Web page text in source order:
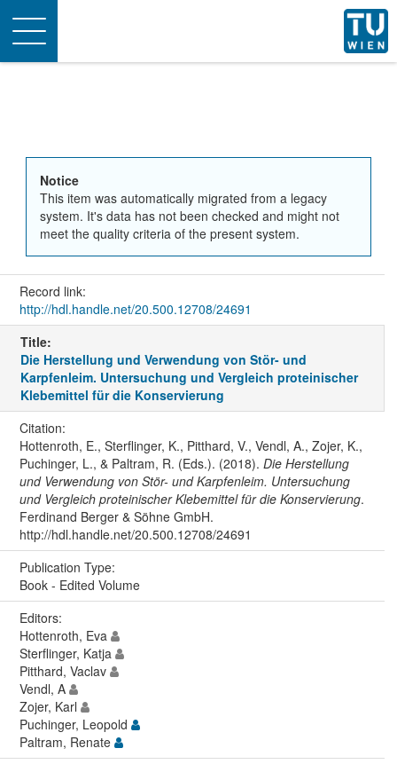
Toggle
navigation
Notice
This item was automatically migrated from a legacy
system. It's data has not been checked and might not
meet the quality criteria of the present system.
Record link:
http://hdl.handle.net/20.500.12708/24691
Title:
Die Herstellung und Verwendung von Stör- und
Karpfenleim. Untersuchung und Vergleich proteinischer
Klebemittel für die Konservierung
Citation:
Hottenroth, E., Sterflinger, K., Pitthard, V., Vendl, A., Zojer, K.,
Puchinger, L., & Paltram, R. (Eds.). (2018). Die Herstellung
und Verwendung von Stör- und Karpfenleim. Untersuchung
und Vergleich proteinischer Klebemittel für die Konservierung.
Ferdinand Berger & Söhne GmbH.
http://hdl.handle.net/20.500.12708/24691
Publication Type:
Book - Edited Volume
Editors:
Hottenroth, Eva
Sterflinger, Katja
Pitthard, Vaclav
Vendl, A
Zojer, Karl
Puchinger, Leopold
Paltram, Renate